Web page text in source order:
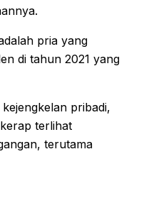
pria yang
di tahun 2021 yang
pribadi,
terlihat
terutama